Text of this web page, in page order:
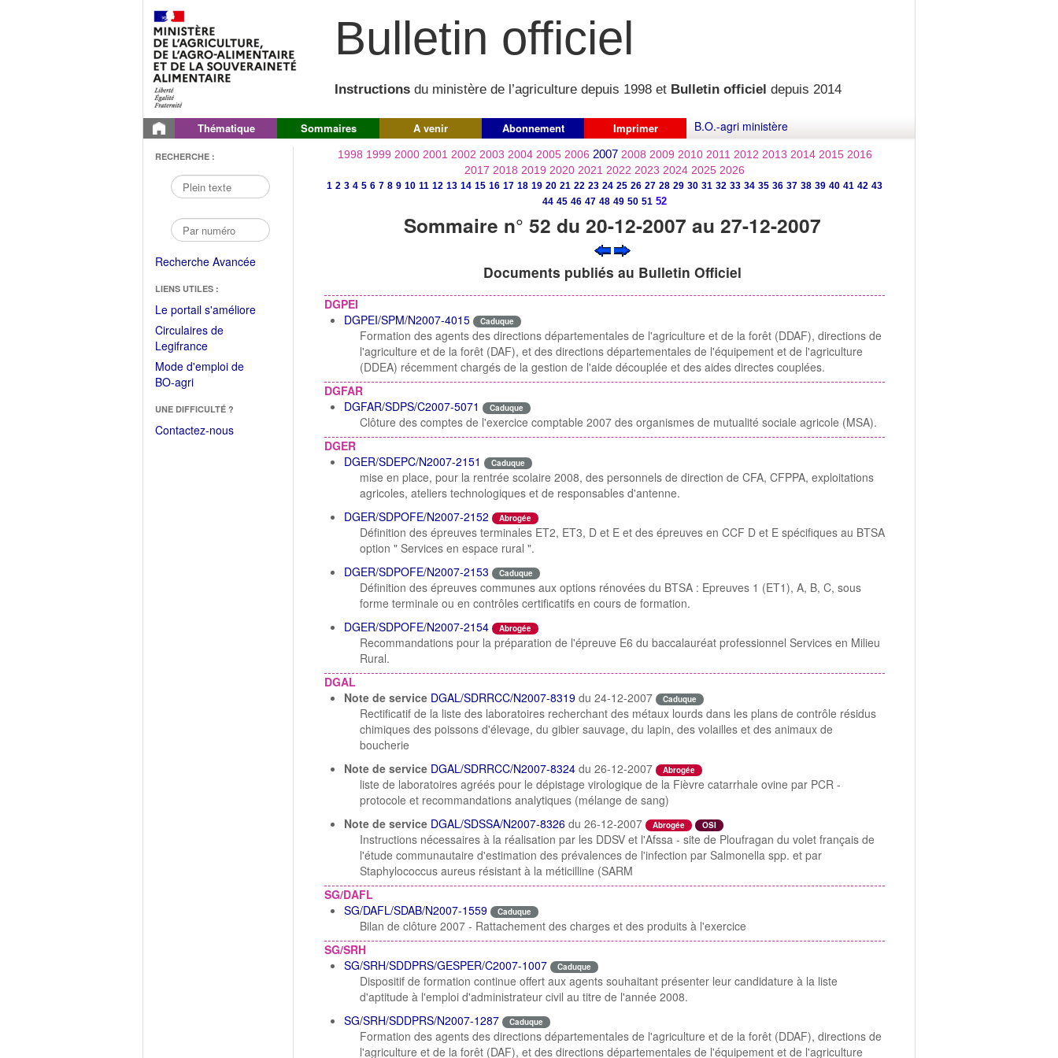
Bulletin officiel
Instructions du ministère de l’agriculture depuis 1998 et Bulletin officiel depuis 2014
Thématique Sommaires A venir Abonnement Imprimer B.O.-agri ministère
RECHERCHE :
Recherche Avancée
LIENS UTILES :
Le portail s'améliore(Fichier
Circulaires de
Legifrance(Ouvrir
dans
une
fenêtre)
Mode d'emploi de
BO-agri(Ouvrir
une
nouvelle
UNE DIFFICULTÉ ?
Contactez-nous
1998 1999 2000 2001 2002 2003 2004 2005 2006 2007 2008 2009 2010 2011 2012 2013 2014 2015 2016
2017 2018 2019 2020 2021 2022 2023 2024 2025 2026
1 2 3 4 5 6 7 8 9 10 11 12 13 14 15 16 17 18 19 20 21 22 23 24 25 26 27 28 29 30 31 32 33 34 35 36 37 38 39 40 41 42 43
44 45 46 47 48 49 50 51 52
Sommaire n° 52 du 20-12-2007 au 27-12-2007
Documents publiés au Bulletin Officiel
DGPEI
DGPEI/SPM/N2007-4015
Caduque
Formation des agents des directions départementales de l'agriculture et de la forêt (DDAF), directions de
l'agriculture et de la forêt (DAF), et des directions départementales de l'équipement et de l'agriculture
(DDEA) récemment chargés de la gestion de l'aide découplée et des aides directes couplées.
DGFAR
DGFAR/SDPS/C2007-5071
Caduque
Clôture des comptes de l'exercice comptable 2007 des organismes de mutualité sociale agricole (MSA).
DGER
DGER/SDEPC/N2007-2151
Caduque
mise en place, pour la rentrée scolaire 2008, des personnels de direction de CFA, CFPPA, exploitations
agricoles, ateliers technologiques et de responsables d'antenne.
DGER/SDPOFE/N2007-2152
Abrogée
Définition des épreuves terminales ET2, ET3, D et E et des épreuves en CCF D et E spécifiques au BTSA
option " Services en espace rural ".
DGER/SDPOFE/N2007-2153
Caduque
Définition des épreuves communes aux options rénovées du BTSA : Epreuves 1 (ET1), A, B, C, sous
forme terminale ou en contrôles certificatifs en cours de formation.
DGER/SDPOFE/N2007-2154
Abrogée
Recommandations pour la préparation de l'épreuve E6 du baccalauréat professionnel Services en Milieu
Rural.
DGAL
Note de service DGAL/SDRRCC/N2007-8319 du 24-12-2007 Caduque
Rectificatif de la liste des laboratoires recherchant des métaux lourds dans les plans de contrôle résidus
chimiques des poissons d'élevage, du gibier sauvage, du lapin, des volailles et des animaux de
boucherie
Note de service DGAL/SDRRCC/N2007-8324 du 26-12-2007 Abrogée
liste de laboratoires agréés pour le dépistage virologique de la Fièvre catarrhale ovine par PCR -
protocole et recommandations analytiques (mélange de sang)
Note de service DGAL/SDSSA/N2007-8326 du 26-12-2007 Abrogée OSI
Instructions nécessaires à la réalisation par les DDSV et l'Afssa - site de Ploufragan du volet français de
l'étude communautaire d'estimation des prévalences de l'infection par Salmonella spp. et par
Staphylococcus aureus résistant à la méticilline (SARM
SG/DAFL
SG/DAFL/SDAB/N2007-1559
Caduque
Bilan de clôture 2007 - Rattachement des charges et des produits à l'exercice
SG/SRH
SG/SRH/SDDPRS/GESPER/C2007-1007
Caduque
Dispositif de formation continue offert aux agents souhaitant présenter leur candidature à la liste
d'aptitude à l'emploi d'administrateur civil au titre de l'année 2008.
SG/SRH/SDDPRS/N2007-1287
Caduque
Formation des agents des directions départementales de l'agriculture et de la forêt (DDAF), directions de
l'agriculture et de la forêt (DAF), et des directions départementales de l'équipement et de l'agriculture